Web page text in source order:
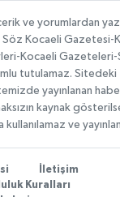
ve yorumlardan
Söz Kocaeli
Kocaeli Gazeteleri-
tutulamaz. Sitedeki
yayınlanan
kaynak
ve
İletişim
Kuralları